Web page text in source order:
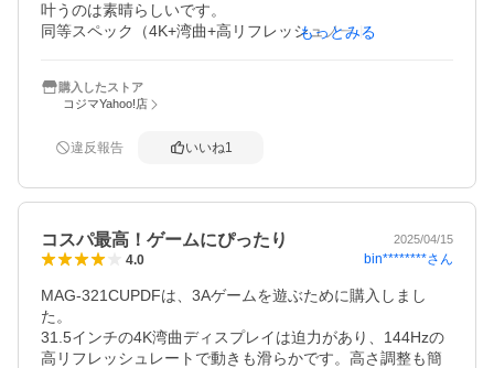
叶うのは素晴らしいです。
同等スペック（4K+湾曲+高リフレッシュノート）のQD-OL
も速く、遅延は全く気になりません。動きが超なめらかで
没入感が半端ないです。
ウの作業が快適。USB-C対応でノートPCをケーブル一本で
デザインもシンプルで高級感があり、スタンドの調整機能
ゲーミング寄りで仕事にも両方で使用したい方に、とても
おススメしたい製品です。
もっとみる
購入したストア
コジマYahoo!店
違反報告 いいね1
コスパ最高！ゲームにぴったり 2025/04/15
4.0 bin********さん
MAG-321CUPDFは、3Aゲームを遊ぶために購入しまし
た。
31.5インチの4K湾曲ディスプレイは迫力があり、144Hzの
高リフレッシュレートで動きも滑らかです。高さ調整も簡